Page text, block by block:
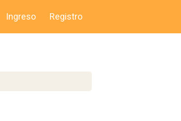
Ingreso Registro